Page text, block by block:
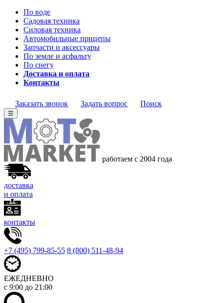
По воде
Садовая техника
Силовая техника
Автомобильные прицепы
Запчасти и аксессуары
По земле и асфальту
По снегу
Доставка и оплата
Контакты
Заказать звонок Задать вопрос Поиск
☰
работаем с 2004 года
доставка
и оплата
контакты
+7 (495) 799-85-55 8 (800) 511-48-94
ЕЖЕДНЕВНО
с 9:00 до 21:00